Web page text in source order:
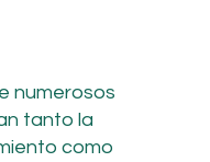
numerosos
tanto la
como